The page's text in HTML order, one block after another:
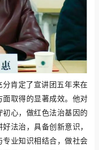
肯定了宣讲团五年来在
取得的显著成效。他对
心，做红色法治基因的
法治，具备创新意识，
业知识相结合，做社会